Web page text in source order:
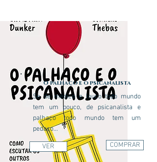
O palhaço e o psicanalista
Se de médico e louco todo mundo
tem um pouco, de psicanalista e
palhaço todo mundo tem um
pedaço...
VER COMPRAR